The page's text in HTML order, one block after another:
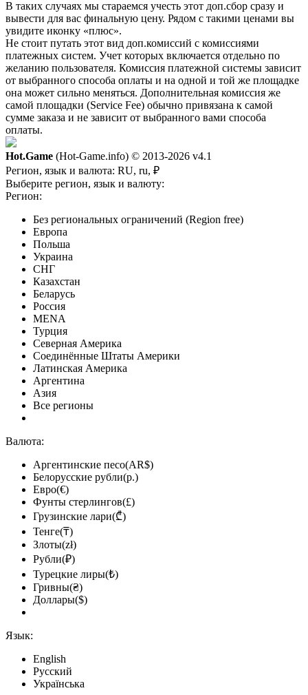
В таких случаях мы стараемся учесть этот доп.сбор сразу и
вывести для вас финальную цену. Рядом с такими ценами вы
увидите иконку «плюс».
Не стоит путать этот вид доп.комиссий с комиссиями
платежных систем. Учет которых включается отдельно по
желанию пользователя. Комиссия платежной системы зависит
от выбранного способа оплаты и на одной и той же площадке
она может сильно меняться. Дополнительная комиссия же
самой площадки (Service Fee) обычно привязана к самой
сумме заказа и не зависит от выбранного вами способа
оплаты.
Hot.Game (Hot-Game.info) © 2013-2026 v4.1
Регион, язык и валюта: RU, ru, ₽
Выберите регион, язык и валюту:
Регион:
Без региональных ограничений (Region free)
Европа
Польша
Украина
СНГ
Казахстан
Беларусь
Россия
MENA
Турция
Северная Америка
Соединённые Штаты Америки
Латинская Америка
Аргентина
Азия
Все регионы
Валюта:
Аргентинские песо(AR$)
Белорусские рубли(р.)
Евро(€)
Фунты стерлингов(£)
Грузинские лари(₾)
Тенге(₸)
Злоты(zł)
Рубли(₽)
Турецкие лиры(₺)
Гривны(₴)
Доллары($)
Язык:
English
Русский
Українська